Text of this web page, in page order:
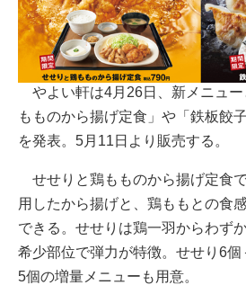
やよい軒は4月26日、新メニュ
もものから揚げ定食」や「鉄板餃
を発表。5月11日より販売する。
せせりと鶏もものから揚げ定食
用したから揚げと、鶏ももとの食
できる。せせりは鶏一羽からわず
希少部位で弾力が特徴。せせり6個
5個の増量メニューも用意。